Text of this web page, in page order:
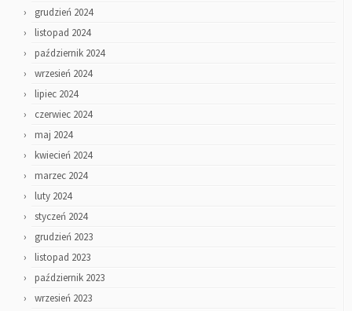
grudzień 2024
listopad 2024
październik 2024
wrzesień 2024
lipiec 2024
czerwiec 2024
maj 2024
kwiecień 2024
marzec 2024
luty 2024
styczeń 2024
grudzień 2023
listopad 2023
październik 2023
wrzesień 2023